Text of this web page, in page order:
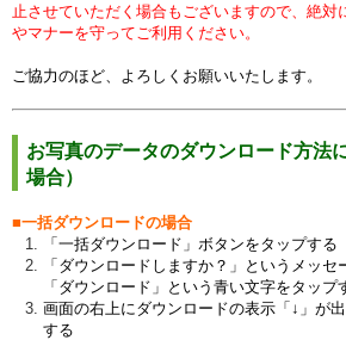
止させていただく場合もございますので、絶対
やマナーを守ってご利用ください。
ご協力のほど、よろしくお願いいたします。
お写真のデータのダウンロード方法
場合）
■一括ダウンロードの場合
「一括ダウンロード」ボタンをタップする
「ダウンロードしますか？」というメッ
「ダウンロード」という青い文字をタップ
画面の右上にダウンロードの表示「↓」が
する